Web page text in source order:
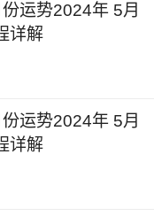
的状况。在未来
送礼物，或者通
度会比较有效。
作早餐、甜品。
星的能量对于
来一定的状况提
运势2024年 5月
详解
运势2024年 5月
详解